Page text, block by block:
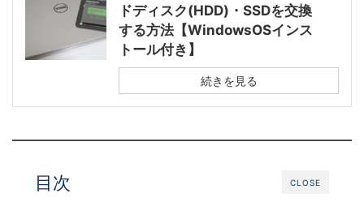
ドディスク(HDD)・SSDを交換
する方法【WindowsOSインス
トール付き】
続きを見る
CLOSE
目次